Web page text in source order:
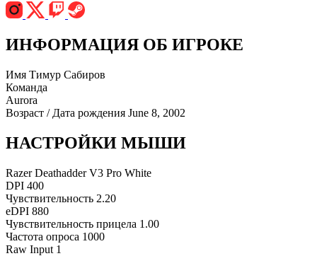
ИНФОРМАЦИЯ ОБ ИГРОКЕ
Имя Тимур Сабиров
Команда
Aurora
Возраст / Дата рождения June 8, 2002
НАСТРОЙКИ МЫШИ
Razer Deathadder V3 Pro White
DPI 400
Чувствительность 2.20
eDPI 880
Чувствительность прицела 1.00
Частота опроса 1000
Raw Input 1